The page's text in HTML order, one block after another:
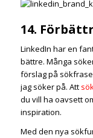
14.
LinkedIn har en
bättre. Många
förslag på
jag söker på. Att
du vill ha oavsett
inspiration.
Med den nya